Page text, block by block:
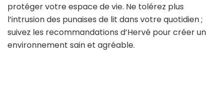
protéger votre espace de vie. Ne tolérez plus
l’intrusion des punaises de lit dans votre quotidien ;
suivez les recommandations d’Hervé pour créer un
environnement sain et agréable.